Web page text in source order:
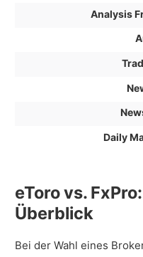
Analysis
Daily
eToro vs.
Überblick
Bei der Wahl eines